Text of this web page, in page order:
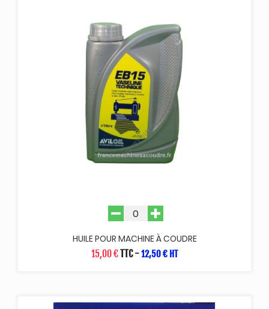
HUILE POUR MACHINE À COUDRE
15,00 €TTC-12,50 € HT